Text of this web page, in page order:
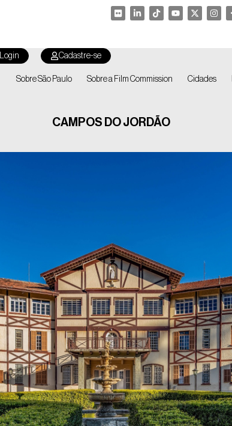
Login Cadastre-se
Sobre São Paulo Sobre a Film Commission Cidades
CAMPOS DO JORDÃO